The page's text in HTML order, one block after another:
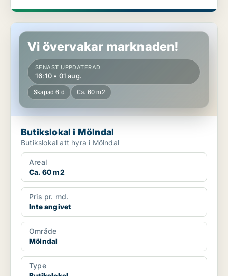
Butikslokal i Mölndal
Vi övervakar marknaden!
SENAST UPPDATERAD
16:10 • 01 aug.
Skapad 6 d Ca. 60 m2
Butikslokal i Mölndal
Butikslokal att hyra i Mölndal
Areal
Ca. 60 m2
Pris pr. md.
Inte angivet
Område
Mölndal
Type